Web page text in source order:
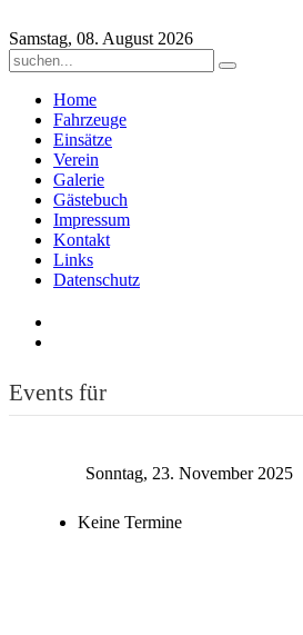
Samstag, 08. August 2026
Home
Fahrzeuge
Einsätze
Verein
Galerie
Gästebuch
Impressum
Kontakt
Links
Datenschutz
Events für
Sonntag, 23. November 2025
Keine Termine